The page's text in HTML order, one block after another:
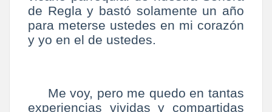
de Regla y bastó solamente un año
para meterse ustedes en mi corazón
y yo en el de ustedes.
Me voy, pero me quedo en tantas
experiencias vividas y compartidas